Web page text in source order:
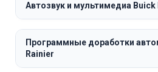
Автозвук и мультимедиа Buick
Программные доработки
Rainier